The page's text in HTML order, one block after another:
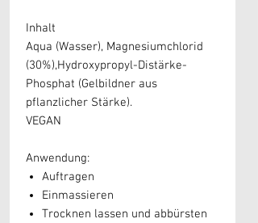
Inhalt
Aqua (Wasser), Magnesiumchlorid
(30%),Hydroxypropyl-Distärke-
Phosphat (Gelbildner aus
pflanzlicher Stärke).
VEGAN
Anwendung:
Auftragen
Einmassieren
Trocknen lassen und abbürsten